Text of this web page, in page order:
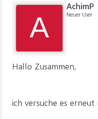
A
AchimP
Neuer User
Hallo Zusammen,
ich versuche es